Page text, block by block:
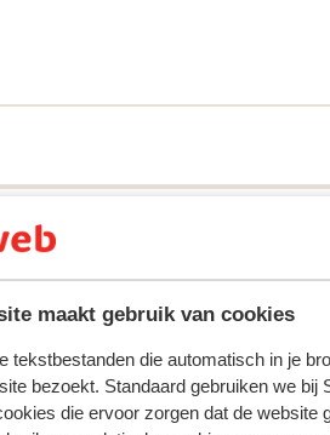
maakt gebruik van cookies
tekstbestanden die automatisch in je
bezoekt. Standaard gebruiken we bij
die ervoor zorgen dat de website
leur expérience avec